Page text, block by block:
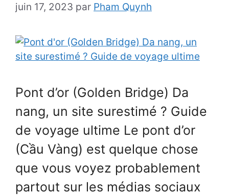
juin 17, 2023 par Pham Quynh
Pont d’or (Golden Bridge) Da
nang, un site surestimé ? Guide
de voyage ultime Le pont d’or
(Cầu Vàng) est quelque chose
que vous voyez probablement
partout sur les médias sociaux